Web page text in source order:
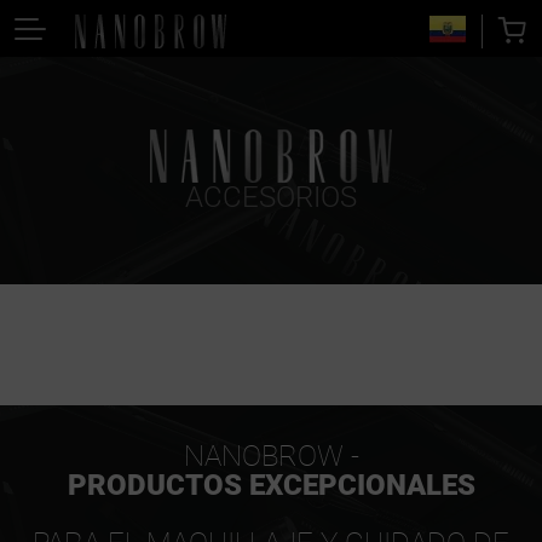
ACCESORIOS
NANOBROW -
PRODUCTOS EXCEPCIONALES